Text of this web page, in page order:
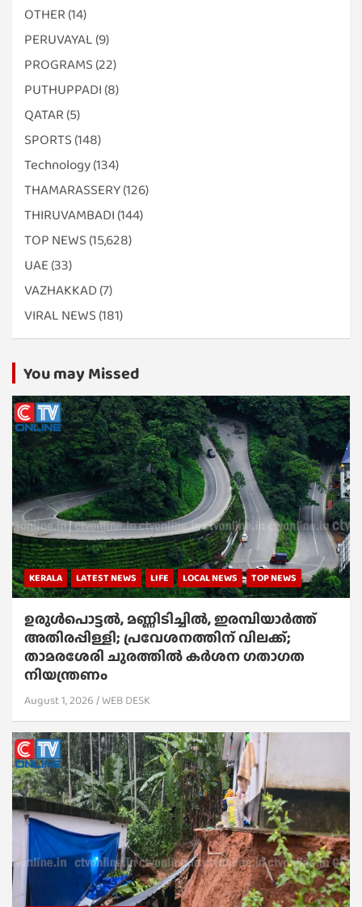
OTHER (14)
PERUVAYAL (9)
PROGRAMS (22)
PUTHUPPADI (8)
QATAR (5)
SPORTS (148)
Technology(134)
THAMARASSERY(126)
THIRUVAMBADI (144)
TOP NEWS (15,628)
UAE (33)
VAZHAKKAD(7)
VIRAL NEWS (181)
You may Missed
KERALA LATEST NEWS LIFE LOCAL NEWS TOP NEWS
ഉരുൾപൊട്ടൽ, മണ്ണിടിച്ചിൽ, ഇരമ്പിയാര്‍ത്ത്
അതിരപ്പിള്ളി; പ്രവേശനത്തിന് വിലക്ക്;
താമരശേരി ചുരത്തില്‍ കര്‍ശന ഗതാഗത
നിയന്ത്രണം
August 1, 2026 WEB DESK